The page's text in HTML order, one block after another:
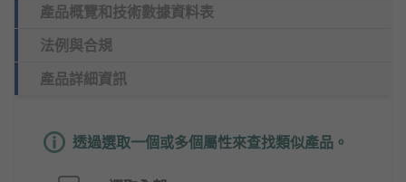
產品概覽和技術數據資料表
法例與合規
產品詳細資訊
透過選取一個或多個屬性來查找類似產品。